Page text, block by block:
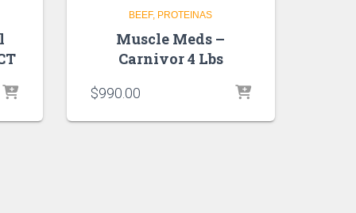
BEEF PROTEINAS
Muscle Meds –
Carnivor 4 Lbs
$990.00